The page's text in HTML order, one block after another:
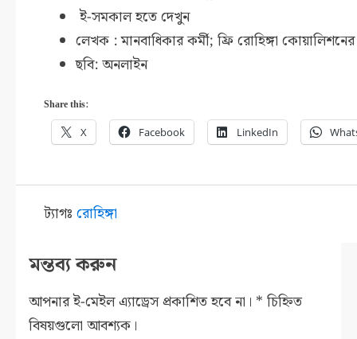
ই-সমকাল হতে দেখুন
লেখক : মানবাধিকার কর্মী; ফ্রি রোহিঙ্গা
ছবি: অনলাইন
Share this:
X Facebook LinkedIn
ট্যাগঃ রোহিঙ্গা
মন্তব্য করুন
আপনার ই-মেইল এ্যাড্রেস প্রকাশিত হবে না। * চিহ্নিত
বিষয়গুলো আবশ্যক।